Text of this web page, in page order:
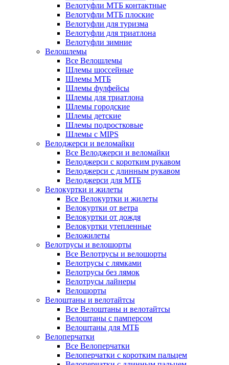
Велотуфли МТБ контактные
Велотуфли МТБ плоские
Велотуфли для туризма
Велотуфли для триатлона
Велотуфли зимние
Велошлемы
Все Велошлемы
Шлемы шоссейные
Шлемы МТБ
Шлемы фулфейсы
Шлемы для триатлона
Шлемы городские
Шлемы детские
Шлемы подростковые
Шлемы с MIPS
Велоджерси и веломайки
Все Велоджерси и веломайки
Велоджерси с коротким рукавом
Велоджерси с длинным рукавом
Велоджерси для МТБ
Велокуртки и жилеты
Все Велокуртки и жилеты
Велокуртки от ветра
Велокуртки от дождя
Велокуртки утепленные
Веложилеты
Велотрусы и велошорты
Все Велотрусы и велошорты
Велотрусы с лямками
Велотрусы без лямок
Велотрусы лайнеры
Велошорты
Велоштаны и велотайтсы
Все Велоштаны и велотайтсы
Велоштаны с памперсом
Велоштаны для МТБ
Велоперчатки
Все Велоперчатки
Велоперчатки с коротким пальцем